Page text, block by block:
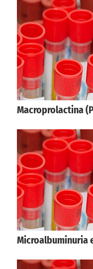
Macroprolactina
Microalbuminuria